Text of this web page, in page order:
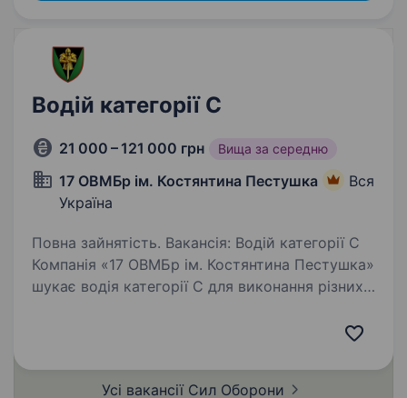
Водій категорії С
21 000 – 121 000 грн Вища за середню
17 ОВМБр ім. Костянтина Пестушка
Вся
Україна
Повна зайнятість. Вакансія: Водій категорії С
Компанія «17 ОВМБр ім. Костянтина Пестушка»
шукає водія категорії С для виконання різних
Усі вакансії Сил Оборони